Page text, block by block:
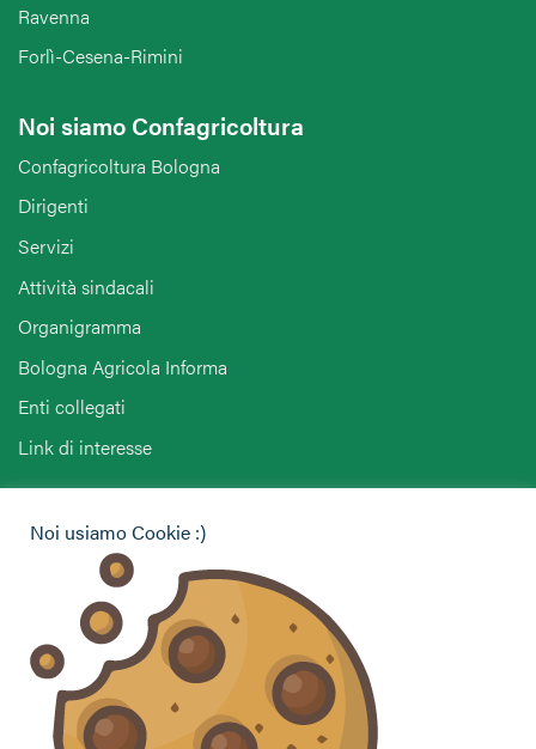
Ravenna
Forlì-Cesena-Rimini
Noi siamo Confagricoltura
Confagricoltura Bologna
Dirigenti
Servizi
Attività sindacali
Organigramma
Bologna Agricola Informa
Enti collegati
Link di interesse
Vuoi contattarci per ricevere assistenza, lasciare un
commento o chiedere informazioni?
CONTATTACI
Noi usiamo Cookie :)